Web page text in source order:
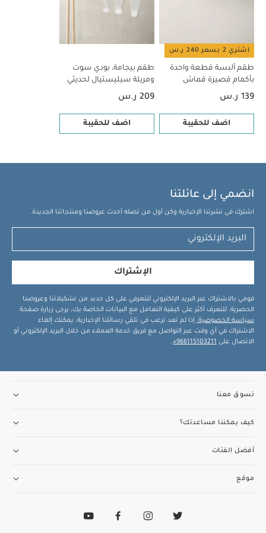
اشتري 2 بسعر 240 ر.س
طقم ألبسة قطعة واحدة
بأكمام قصيرة قماش
عضوي بلون أبيض - 5 قطع
139 ر.س
اضف للحقيبة
طقم بيجامة، بودي سوت
ومريلة سيليستيال لحديثي
الولادة، 5 قطع
209 ر.س
اضف للحقيبة
انضمي إلى عائلتنا
اشترك في نشرتنا الإخبارية وكن أول من تصله أحدث عروضنا ومنتجاتنا الجديدة.
الإشتراك
قومي بالاشتراك عبر البريد الإلكتروني لتتعرفي على كل جديد من تشكيلاتنا وعروضنا
الحصرية. للتعرف أكثر على كيفية التعامل مع البيانات الخاصة بك، يرجى زيارة صفحة
سياسة الخصوصية .إذا لم تعد ترغب في تلقي رسائلنا الإخبارية، يمكنك إلغاء
الاشتراك في أي وقت عبر التواصل مع فريق خدمة العملاء من خلال البريد الإلكتروني أو
الاتصال على 966115103211+
.
تسوق معنا
كيف يمكننا مساعدتك؟
أفضل الفئات
موقع